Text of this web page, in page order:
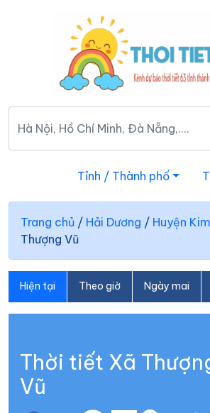
Tỉnh / Thành phố
Trang chủ / Hải Dương / Huyện
Thượng Vũ
Hiện tại Theo giờ Ngày mai
Thời tiết Xã
Vũ